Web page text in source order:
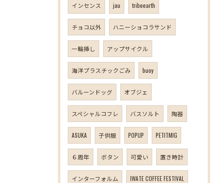
インセンス jau tribeearth
チョコ以外 ハニーショコラサンド
一輪挿し アップサイクル
海洋プラスチックごみ buoy
バルーンドッグ オブジェ
スペシャルコフレ バスソルト 陶器
ASUKA 子供服 POPUP PETITMIG
６周年 ボタン 可愛い 置き時計
インターフォルム IWATE COFFEE FESTIVAL